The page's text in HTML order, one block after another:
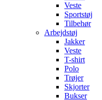
Veste
Sportstøj
Tilbehør
Arbejdstøj
Jakker
Veste
T-shirt
Polo
Trøjer
Skjorter
Bukser